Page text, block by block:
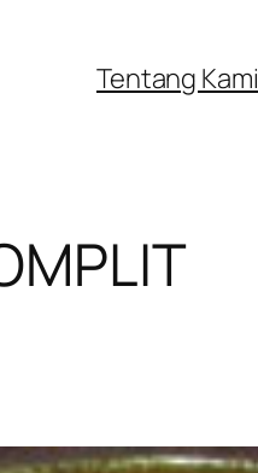
Tentang Kami